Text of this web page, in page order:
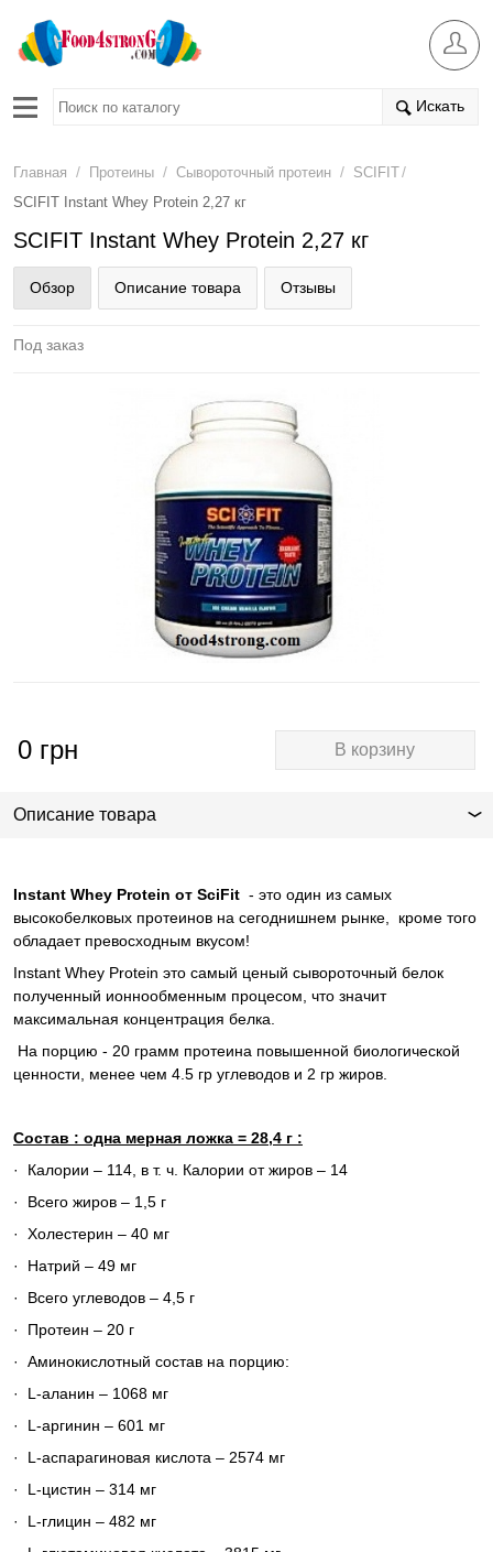
Искать
Главная / Протеины / Сывороточный протеин / SCIFIT/
SCIFIT Instant Whey Protein 2,27 кг
SCIFIT Instant Whey Protein 2,27 кг
Обзор Описание товара Отзывы
Под заказ
0 грн В корзину
Описание товара
Instant Whey Protein от SciFit - это один из самых
высокобелковых протеинов на сегоднишнем рынке,
кроме того
обладает превосходным вкусом!
Instant Whey Protein это самый ценый сывороточный белок
полученный ионнообменным процесом, что значит
максимальная концентрация белка.
На порцию - 20 грамм протеина повышенной биологической
ценности, менее чем 4.5 гр углеводов и 2 гр жиров.
Состав : одна мерная ложка = 28,4 г :
·
Калории – 114, в т. ч. Калории от жиров – 14
·
Всего жиров – 1,5 г
·
Холестерин – 40 мг
·
Натрий – 49 мг
·
Всего углеводов – 4,5 г
·
Протеин – 20 г
·
Аминокислотный состав на порцию:
·
L-аланин – 1068 мг
·
L-аргинин – 601 мг
·
L-аспарагиновая кислота – 2574 мг
·
L-цистин – 314 мг
·
L-глицин – 482 мг